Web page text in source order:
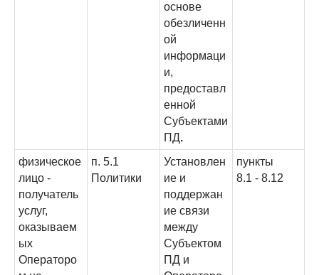
основе
обезличенн
ой
информаци
и,
предоставл
енной
Субъектами
ПД.
физическое
лицо -
получатель
услуг,
оказываем
ых
Операторо
п. 5.1
Политики
Установлен
ие и
поддержан
ие связи
между
Субъектом
ПД и
пункты
8.1 - 8.12